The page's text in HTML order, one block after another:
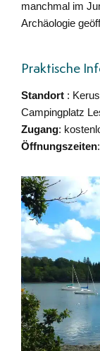
manchmal im
Archäologie
Praktische
Standort :
Campingplatz
Zugang:
Öffnungszeiten